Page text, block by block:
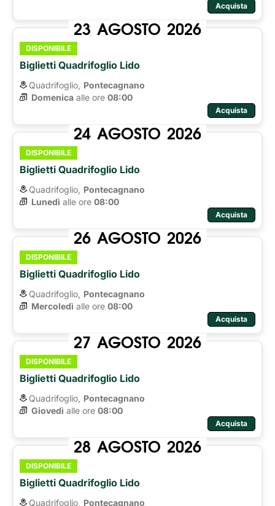
Acquista
23 AGOSTO 2026
DISPONIBILE
Biglietti Quadrifoglio Lido
Quadrifoglio, Pontecagnano
Domenica alle ore 08:00
Acquista
24 AGOSTO 2026
DISPONIBILE
Biglietti Quadrifoglio Lido
Quadrifoglio, Pontecagnano
Lunedì alle ore 08:00
Acquista
26 AGOSTO 2026
DISPONIBILE
Biglietti Quadrifoglio Lido
Quadrifoglio, Pontecagnano
Mercoledì alle ore 08:00
Acquista
27 AGOSTO 2026
DISPONIBILE
Biglietti Quadrifoglio Lido
Quadrifoglio, Pontecagnano
Giovedì alle ore 08:00
Acquista
28 AGOSTO 2026
DISPONIBILE
Biglietti Quadrifoglio Lido
Quadrifoglio, Pontecagnano